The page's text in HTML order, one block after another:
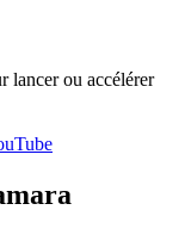
lancer ou accélérer